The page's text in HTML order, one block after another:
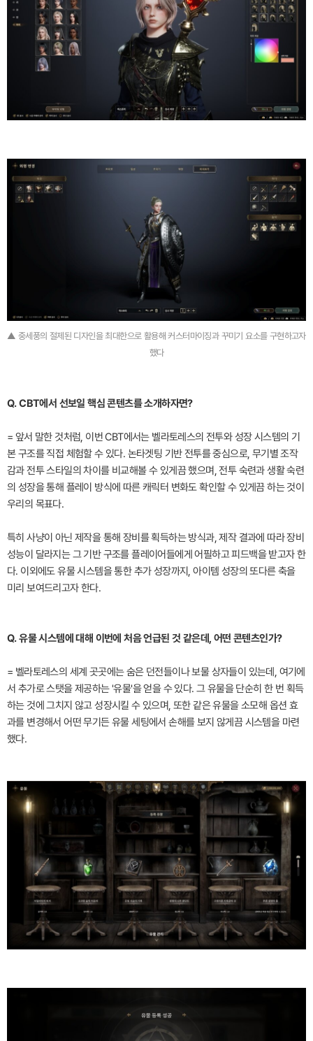
▲ 중세풍의 절제된 디자인을 최대한으로 활용해 커스터마이징과 꾸미기 요소를 구현하고자
했다
Q. CBT에서 선보일 핵심 콘텐츠를 소개하자면?
= 앞서 말한 것처럼, 이번 CBT에서는 벨라토레스의 전투와 성장 시스템의 기
본 구조를 직접 체험할 수 있다. 논타겟팅 기반 전투를 중심으로, 무기별 조작
감과 전투 스타일의 차이를 비교해볼 수 있게끔 했으며, 전투 숙련과 생활 숙련
의 성장을 통해 플레이 방식에 따른 캐릭터 변화도 확인할 수 있게끔 하는 것이
우리의 목표다.
특히 사냥이 아닌 제작을 통해 장비를 획득하는 방식과, 제작 결과에 따라 장비
성능이 달라지는 그 기반 구조를 플레이어들에게 어필하고 피드백을 받고자 한
다. 이외에도 유물 시스템을 통한 추가 성장까지, 아이템 성장의 또다른 축을
미리 보여드리고자 한다.
Q. 유물 시스템에 대해 이번에 처음 언급된 것 같은데, 어떤 콘텐츠인가?
= 벨라토레스의 세계 곳곳에는 숨은 던전들이나 보물 상자들이 있는데, 여기에
서 추가로 스탯을 제공하는 '유물'을 얻을 수 있다. 그 유물을 단순히 한 번 획득
하는 것에 그치지 않고 성장시킬 수 있으며, 또한 같은 유물을 소모해 옵션 효
과를 변경해서 어떤 무기든 유물 세팅에서 손해를 보지 않게끔 시스템을 마련
했다.